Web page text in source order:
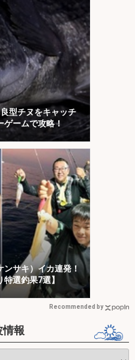
型チヌをキャッチ
ゲームで攻略！
ンサキ）イカ連発！
選釣果7選】
Recommended by
情報